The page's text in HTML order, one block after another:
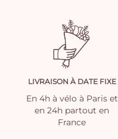
LIVRAISON À DATE FIXE
En 4h à vélo à Paris et
en 24h partout en
France